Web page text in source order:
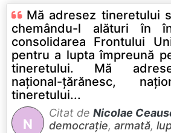
Mă adresez tineretului
chemându-l alături în
consolidarea Frontului
pentru a lupta împreună
tineretului. Mă
naţional-ţărănesc,
tineretului...
N
Citat de Nicolae
democrație, armată,